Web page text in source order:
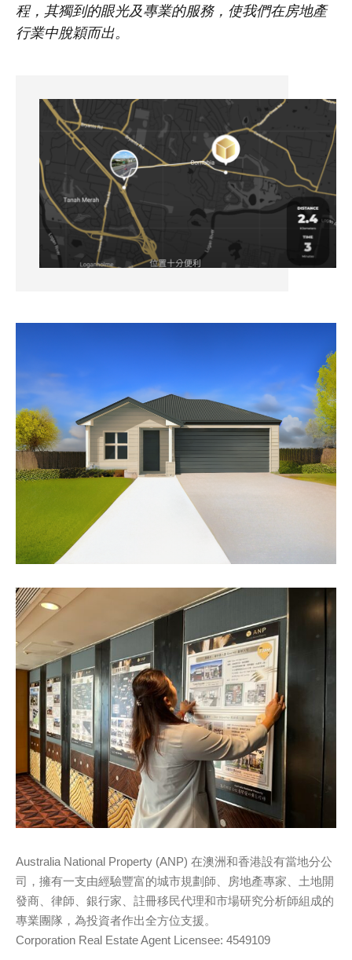
程，其獨到的眼光及專業的服務，使我們在房地產
行業中脫穎而出。
Australia National Property (ANP) 在澳洲和香港設有當地分公
司，擁有一支由經驗豐富的城市規劃師、房地產專家、土地開
發商、律師、銀行家、註冊移民代理和市場研究分析師組成的
專業團隊，為投資者作出全方位支援。
Corporation Real Estate Agent Licensee: 4549109